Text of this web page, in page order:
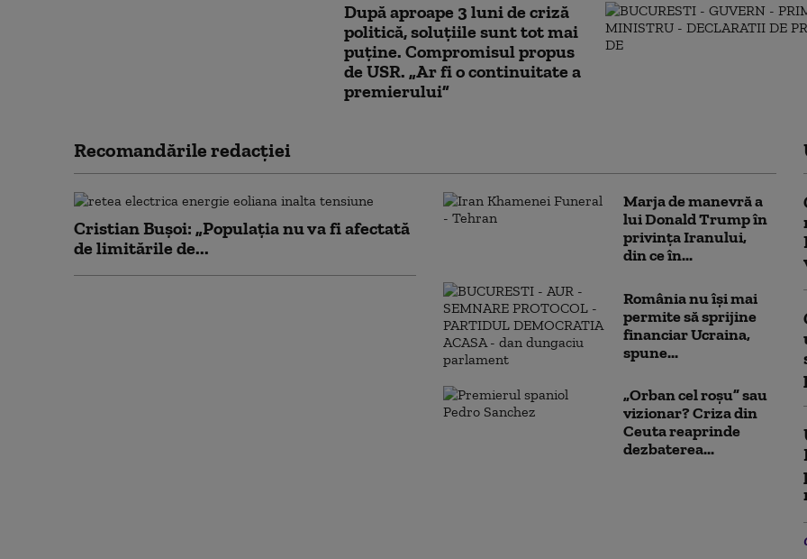
După aproape 3 luni de criză
politică, soluțiile sunt tot mai
puține. Compromisul propus
de USR. „Ar fi o continuitate a
premierului”
Recomandările redacţiei
Cristian Bușoi: „Populația nu va fi afectată
de limitările de...
Marja de manevră a
lui Donald Trump în
privința Iranului,
din ce în...
România nu își mai
permite să sprijine
financiar Ucraina,
spune...
„Orban cel roșu” sau
vizionar? Criza din
Ceuta reaprinde
dezbaterea...